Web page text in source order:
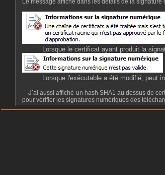
Lorsque le certificat ayant produit la
Lorsque l'exécutable a été modifié, peut
J'ai aussi affiché un hash SHA1 au dessus de certains liens de téléchargement pour permettre à plus d'utilisateurs de vérifier leurs téléchargements. C'est surtout à l'intention d'utilisateurs qui ne souhaiteraient pas installer GPG4Win
pour vérifier les signatures numériques des